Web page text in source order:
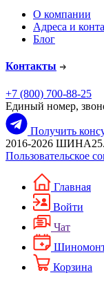
О компании
Адреса и
Блог
Контакты
+7 (800) 700-88-25
Единый номер,
Получить
2016-2026
Пользовательское
Главная
Войти
Чат
Корзина